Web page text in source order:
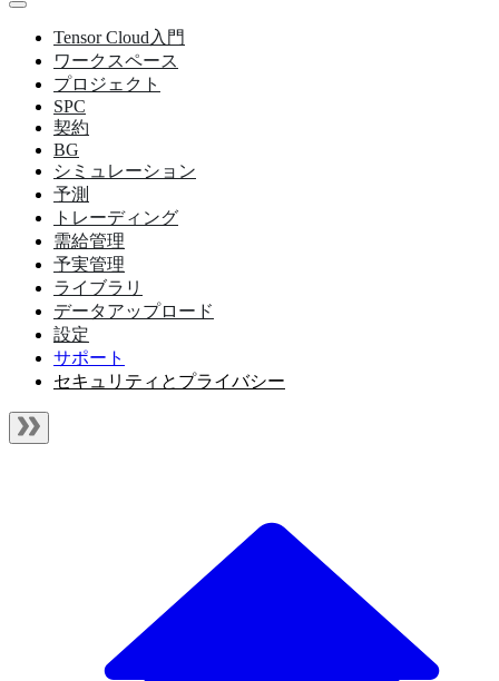
Tensor Cloud入門
ワークスペース
プロジェクト
SPC
契約
BG
シミュレーション
予測
トレーディング
需給管理
予実管理
ライブラリ
データアップロード
設定
サポート
セキュリティとプライバシー